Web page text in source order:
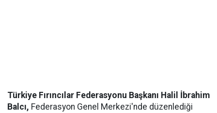
Türkiye Fırıncılar Federasyonu Başkanı Halil İbrahim
Balcı, Federasyon Genel Merkezi'nde düzenlediği